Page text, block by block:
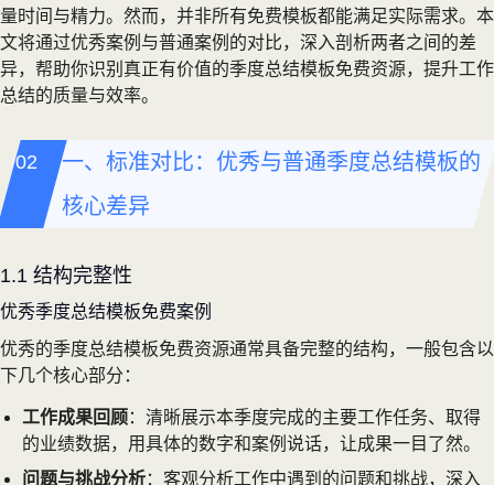
量时间与精力。然而，并非所有免费模板都能满足实际需求。本
文将通过优秀案例与普通案例的对比，深入剖析两者之间的差
异，帮助你识别真正有价值的季度总结模板免费资源，提升工作
总结的质量与效率。
一、标准对比：优秀与普通季度总结模板的
核心差异
1.1 结构完整性
优秀季度总结模板免费案例
优秀的季度总结模板免费资源通常具备完整的结构，一般包含以
下几个核心部分：
工作成果回顾：清晰展示本季度完成的主要工作任务、取得
的业绩数据，用具体的数字和案例说话，让成果一目了然。
问题与挑战分析：客观分析工作中遇到的问题和挑战，深入